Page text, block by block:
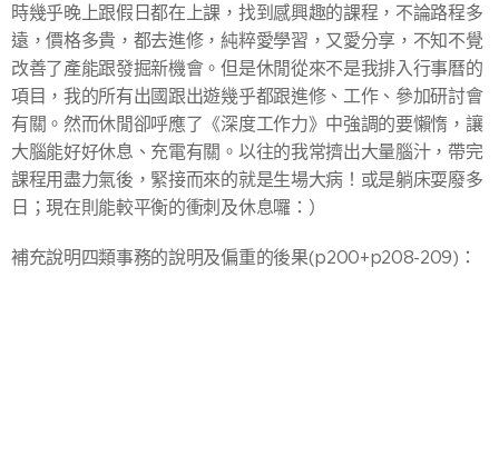
時幾乎晚上跟假日都在上課，找到感興趣的課程，不論路程多
遠，價格多貴，都去進修，純粹愛學習，又愛分享，不知不覺
改善了產能跟發掘新機會。但是休閒從來不是我排入行事曆的
項目，我的所有出國跟出遊幾乎都跟進修、工作、參加研討會
有關。然而休閒卻呼應了《深度工作力》中強調的要懶惰，讓
大腦能好好休息、充電有關。以往的我常擠出大量腦汁，帶完
課程用盡力氣後，緊接而來的就是生場大病！或是躺床耍廢多
日；現在則能較平衡的衝刺及休息囉：）
補充說明四類事務的說明及偏重的後果(p200+p208-209)：